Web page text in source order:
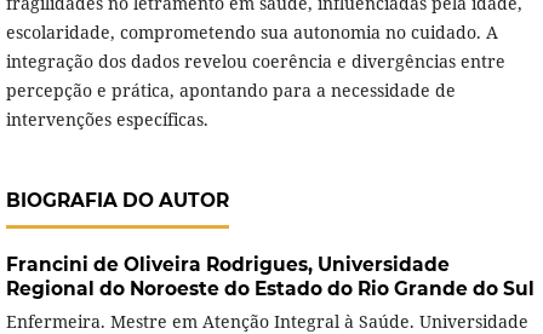
escolaridade, comprometendo sua autonomia no cuidado. A
integração dos dados revelou coerência e divergências entre
percepção e prática, apontando para a necessidade de
intervenções específicas.
BIOGRAFIA DO AUTOR
Francini de Oliveira Rodrigues, Universidade
Regional do Noroeste do Estado do Rio Grande do Sul
Enfermeira. Mestre em Atenção Integral à Saúde. Universidade